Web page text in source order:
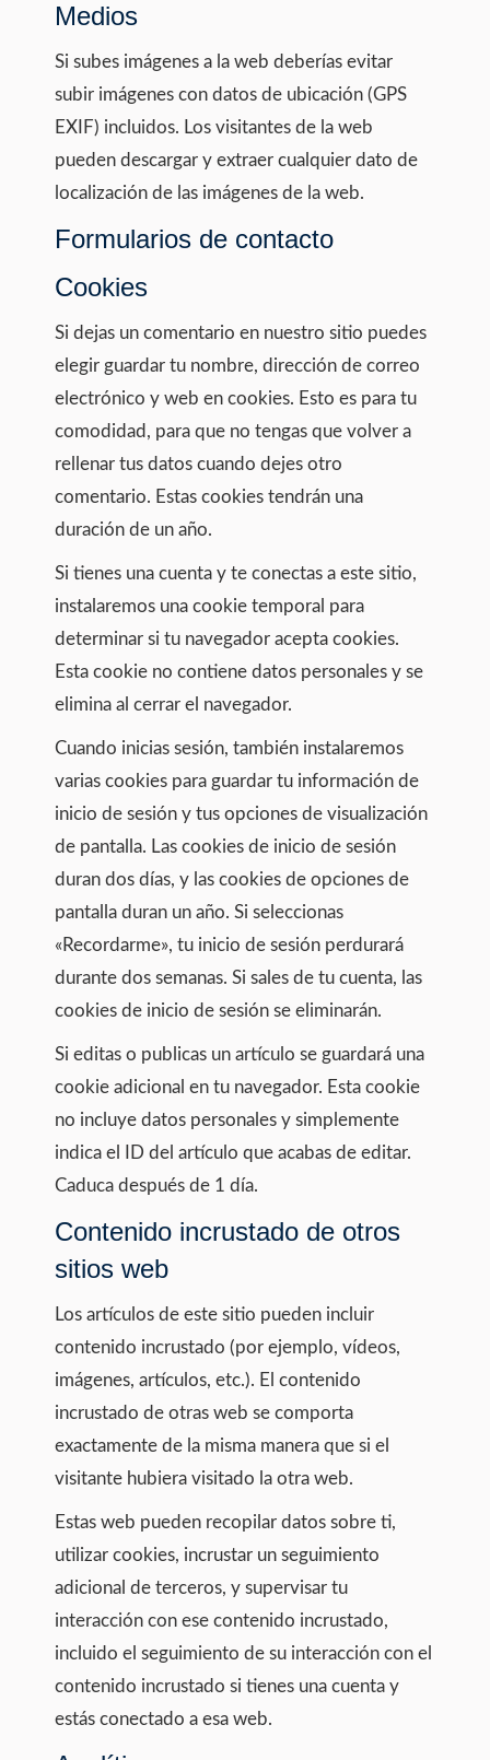
Medios
Si subes imágenes a la web deberías evitar
subir imágenes con datos de ubicación (GPS
EXIF) incluidos. Los visitantes de la web
pueden descargar y extraer cualquier dato de
localización de las imágenes de la web.
Formularios de contacto
Cookies
Si dejas un comentario en nuestro sitio puedes
elegir guardar tu nombre, dirección de correo
electrónico y web en cookies. Esto es para tu
comodidad, para que no tengas que volver a
rellenar tus datos cuando dejes otro
comentario. Estas cookies tendrán una
duración de un año.
Si tienes una cuenta y te conectas a este sitio,
instalaremos una cookie temporal para
determinar si tu navegador acepta cookies.
Esta cookie no contiene datos personales y se
elimina al cerrar el navegador.
Cuando inicias sesión, también instalaremos
varias cookies para guardar tu información de
inicio de sesión y tus opciones de visualización
de pantalla. Las cookies de inicio de sesión
duran dos días, y las cookies de opciones de
pantalla duran un año. Si seleccionas
«Recordarme», tu inicio de sesión perdurará
durante dos semanas. Si sales de tu cuenta, las
cookies de inicio de sesión se eliminarán.
Si editas o publicas un artículo se guardará una
cookie adicional en tu navegador. Esta cookie
no incluye datos personales y simplemente
indica el ID del artículo que acabas de editar.
Caduca después de 1 día.
Contenido incrustado de otros
sitios web
Los artículos de este sitio pueden incluir
contenido incrustado (por ejemplo, vídeos,
imágenes, artículos, etc.). El contenido
incrustado de otras web se comporta
exactamente de la misma manera que si el
visitante hubiera visitado la otra web.
Estas web pueden recopilar datos sobre ti,
utilizar cookies, incrustar un seguimiento
adicional de terceros, y supervisar tu
interacción con ese contenido incrustado,
incluido el seguimiento de su interacción con el
contenido incrustado si tienes una cuenta y
estás conectado a esa web.